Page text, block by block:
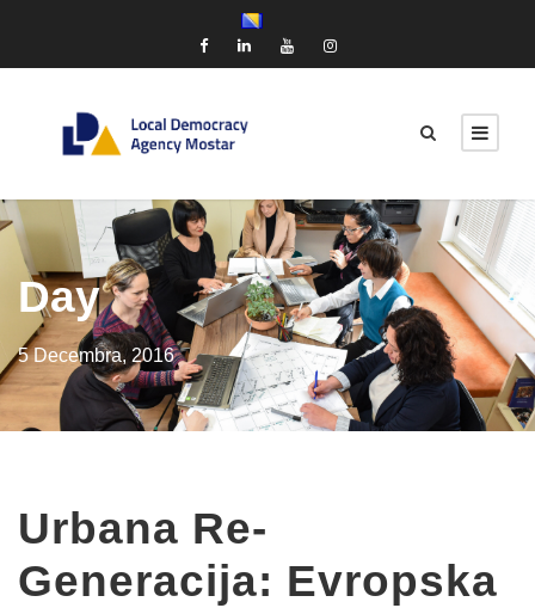
Day
5 Decembra, 2016
Urbana Re-
Generacija: Evropska